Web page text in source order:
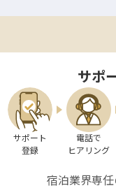
サポ
サポート
登録
電話で
ヒアリング
宿泊業界専